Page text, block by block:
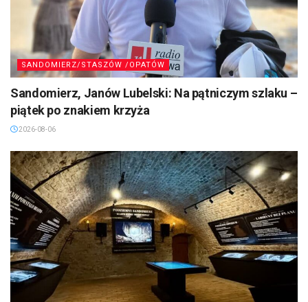
SANDOMIERZ/STASZÓW /OPATÓW
Sandomierz, Janów Lubelski: Na pątniczym szlaku –
piątek po znakiem krzyża
2026-08-06